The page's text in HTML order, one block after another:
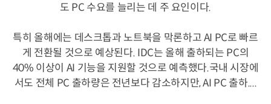
도 PC 수요를 늘리는 데 주 요인이다.
특히 올해에는 데스크톱과 노트북을 막론하고 AI PC로 빠르
게 전환될 것으로 예상된다. IDC는 올해 출하되는 PC의
40% 이상이 AI 기능을 지원할 것으로 예측했다.국내 시장에
서도 전체 PC 출하량은 전년보다 감소하지만, AI PC 출하....